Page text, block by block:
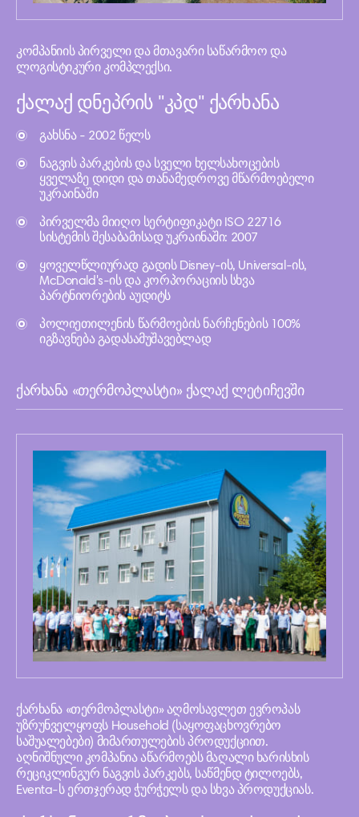
კომპანიის პირველი და მთავარი საწარმოო და
ლოგისტიკური კომპლექსი.
ქალაქ დნეპრის "კპდ" ქარხანა
გახსნა - 2002 წელს
ნაგვის პარკების და სველი ხელსახოცების
ყველაზე დიდი და თანამედროვე მწარმოებელი
უკრაინაში
პირველმა მიიღო სერტიფიკატი ISO 22716
სისტემის შესაბამისად უკრაინაში: 2007
ყოველწლიურად გადის Disney-ის, Universal-ის,
McDonald's-ის და კორპორაციის სხვა
პარტნიორების აუდიტს
პოლიეთილენის წარმოების ნარჩენების 100%
იგზავნება გადასამუშავებლად
ქარხანა «თერმოპლასტი» ქალაქ ლეტიჩევში
ქარხანა «თერმოპლასტი» აღმოსავლეთ ევროპას
უზრუნველყოფს Household (საყოფაცხოვრებო
საშუალებები) მიმართულების პროდუქციით.
აღნიშნული კომპანია აწარმოებს მაღალი ხარისხის
რეციკლინგურ ნაგვის პარკებს, საწმენდ ტილოებს,
Eventa-ს ერთჯერად ჭურჭელს და სხვა პროდუქციას.